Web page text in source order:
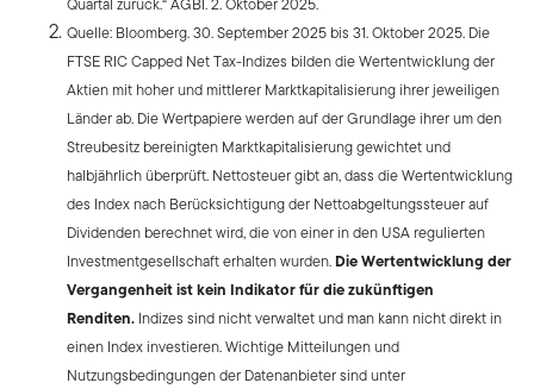
Quelle: Bloomberg. 30. September 2025 bis 31. Oktober 2025. Die
FTSE RIC Capped Net Tax-Indizes bilden die Wertentwicklung der
Aktien mit hoher und mittlerer Marktkapitalisierung ihrer jeweiligen
Länder ab. Die Wertpapiere werden auf der Grundlage ihrer um den
Streubesitz bereinigten Marktkapitalisierung gewichtet und
halbjährlich überprüft. Nettosteuer gibt an, dass die Wertentwicklung
des Index nach Berücksichtigung der Nettoabgeltungssteuer auf
Dividenden berechnet wird, die von einer in den USA regulierten
Investmentgesellschaft erhalten wurden.Die Wertentwicklung der
Vergangenheit ist kein Indikator für die zukünftigen
Renditen. Indizes sind nicht verwaltet und man kann nicht direkt in
einen Index investieren. Wichtige Mitteilungen und
Nutzungsbedingungen der Datenanbieter sind unter